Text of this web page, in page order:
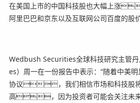
在美国上市的中国科技股也大幅上涨
阿里巴巴和京东以及互联网公司百度的
Wedbush Securities全球科技研究主管
es）周一在一份报告中表示：“随着中美
协议，我们相信市场和科技股
高，因为投资者可能会关注未来